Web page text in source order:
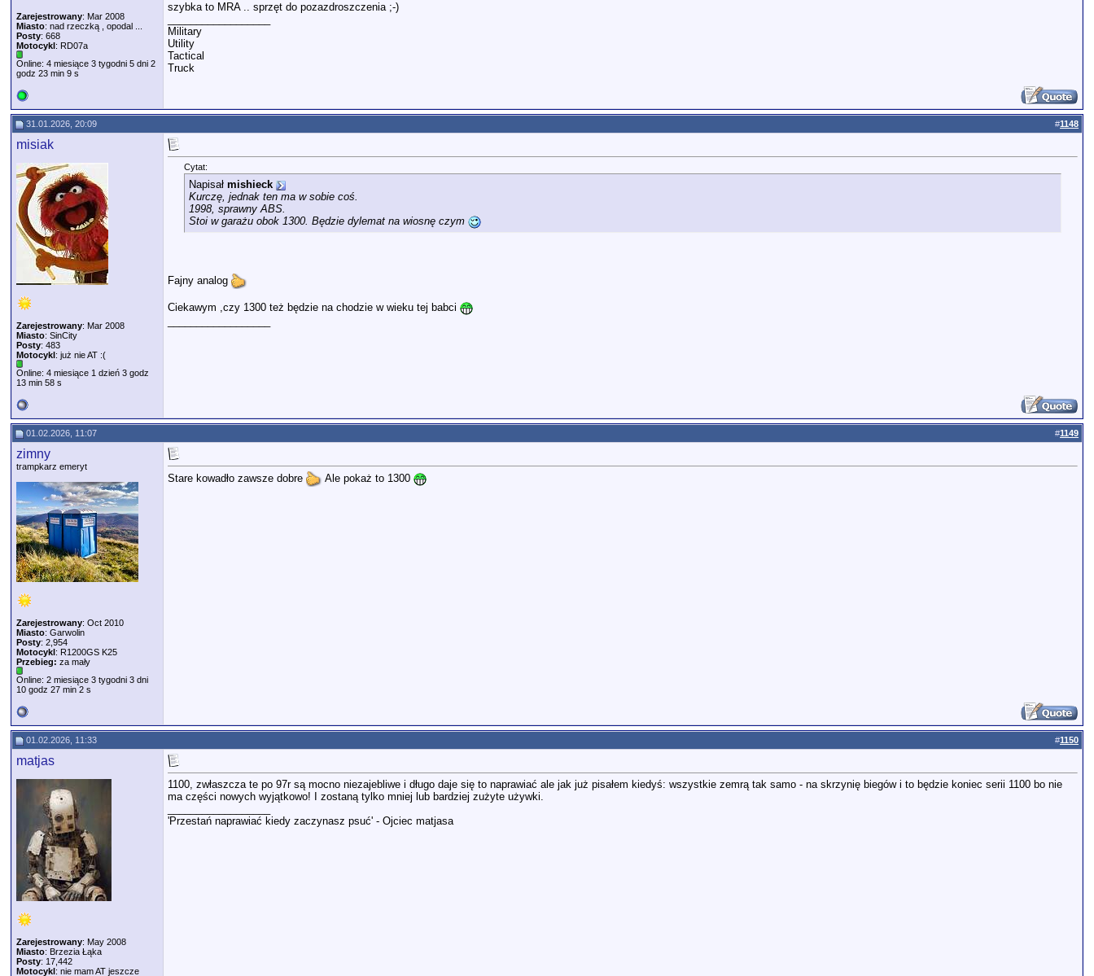
Zarejestrowany: Mar 2008
Miasto: nad rzeczką , opodal ...
Posty: 668
Motocykl: RD07a
Online: 4 miesiące 3 tygodni 5 dni 2
godz 23 min 9 s
szybka to MRA .. sprzęt do pozazdroszczenia ;-)
Military
Utility
Tactical
Truck
31.01.2026, 20:09 #1148
misiak
Zarejestrowany: Mar 2008
Miasto: SinCity
Posty: 483
Motocykl: już nie AT :(
Online: 4 miesiące 1 dzień 3 godz
13 min 58 s
Cytat:
Napisał mishieck
Kurczę, jednak ten ma w sobie coś.
1998, sprawny ABS.
Stoi w garażu obok 1300. Będzie dylemat na wiosnę czym
Fajny analog
Ciekawym ,czy 1300 też będzie na chodzie w wieku tej babci
01.02.2026, 11:07 #1149
zimny
trampkarz emeryt
Zarejestrowany: Oct 2010
Miasto: Garwolin
Posty: 2,954
Motocykl: R1200GS K25
Przebieg: za mały
Online: 2 miesiące 3 tygodni 3 dni
10 godz 27 min 2 s
Stare kowadło zawsze dobre Ale pokaż to 1300
01.02.2026, 11:33 #1150
matjas
Zarejestrowany: May 2008
Miasto: Brzezia Łąka
Posty: 17,442
Motocykl: nie mam AT jeszcze
1100, zwłaszcza te po 97r są mocno niezajebliwe i długo daje się to naprawiać ale jak już pisałem kiedyś: wszystkie zemrą tak samo - na skrzynię biegów i to będzie koniec serii 1100 bo nie
ma części nowych wyjątkowo! I zostaną tylko mniej lub bardziej zużyte używki.
'Przestań naprawiać kiedy zaczynasz psuć' - Ojciec matjasa